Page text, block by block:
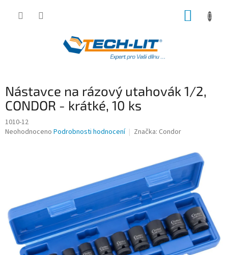
Nástavce na rázový utahovák 1/2,
CONDOR - krátké, 10 ks
1010-12
Průměrné
hvězdiček.
Neohodnoceno Podrobnosti hodnocení Značka: Condor